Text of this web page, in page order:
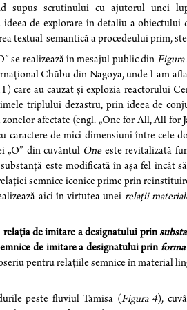
supus scrutinului cu ajutorul unei
de explorare în detaliu a obiectului
textual-semantică a procedeului prim,
se realizează în mesajul public din Figura
Chūbu din Nagoya, unde l-am
care au cauzat și explozia reactorului
triplului dezastru, prin ideea de
afectate (engl. „One for All, All for
caractere de mici dimensiuni între cele
„O” din cuvântul Oneeste revitalizată
este modificată în așa fel încât
semnice iconice prime prin
aici în virtutea unei relații
relația de imitare a designatului prin
de imitare a designatului prinforma
pentru relațiile semnice în material
peste fluviul Tamisa (Figura 4),